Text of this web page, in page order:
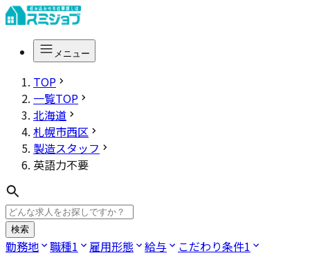
メニュー
TOP
一覧TOP
北海道
札幌市西区
製造スタッフ
英語力不要
検索
勤務地 職種1 雇用形態 給与 こだわり条件1